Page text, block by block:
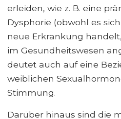
erleiden, wie z. B. eine
Dysphorie (obwohl es
neue Erkrankung
im Gesundheitswesen
deutet auch auf eine
weiblichen
Stimmung.
Darüber hinaus sind die